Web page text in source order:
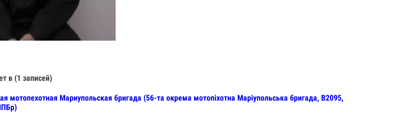
в (1 записей)
мотопехотная Мариупольская бригада (56-та окрема мотопіхотна Маріупольська бригада, В2095,